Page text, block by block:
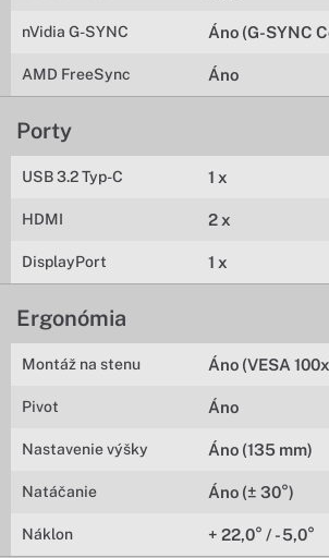
nVidia G-SYNC Áno (G-SYNC
AMD FreeSync Áno
Porty
USB 3.2 Typ-C 1 x
HDMI 2 x
DisplayPort 1 x
Ergonómia
Montáž na stenu Áno (VESA
Pivot Áno
Nastavenie výšky Áno (135 mm)
Natáčanie Áno (± 30°)
Náklon + 22,0° / - 5,0°